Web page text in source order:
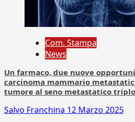
Com. Stampa
News
Un farmaco, due nuove
carcinoma mammario
tumore al seno metastatico
Salvo Franchina 12 Marzo 2025